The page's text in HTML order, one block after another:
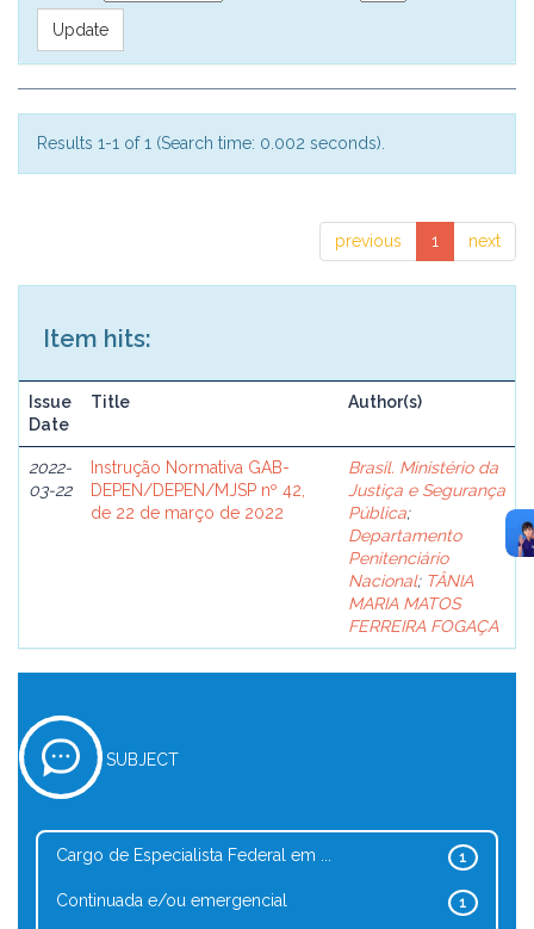
Results 1-1 of 1 (Search time: 0.002 seconds).
previous 1 next
Item hits:
Issue
Date
Title Author(s)
2022-
03-22
Instrução Normativa GAB-
DEPEN/DEPEN/MJSP nº 42,
de 22 de março de 2022
Brasil. Ministério da
Justiça e Segurança
Pública;
Departamento
Penitenciário
Nacional; TÂNIA
MARIA MATOS
FERREIRA FOGAÇA
SUBJECT
1
Cargo de Especialista Federal em ...
1
Continuada e/ou emergencial